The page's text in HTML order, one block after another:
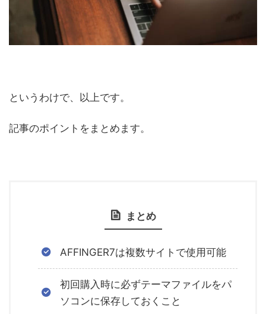
というわけで、以上です。
記事のポイントをまとめます。
まとめ
AFFINGER7は複数サイトで使用可能
初回購入時に必ずテーマファイルをパ
ソコンに保存しておくこと